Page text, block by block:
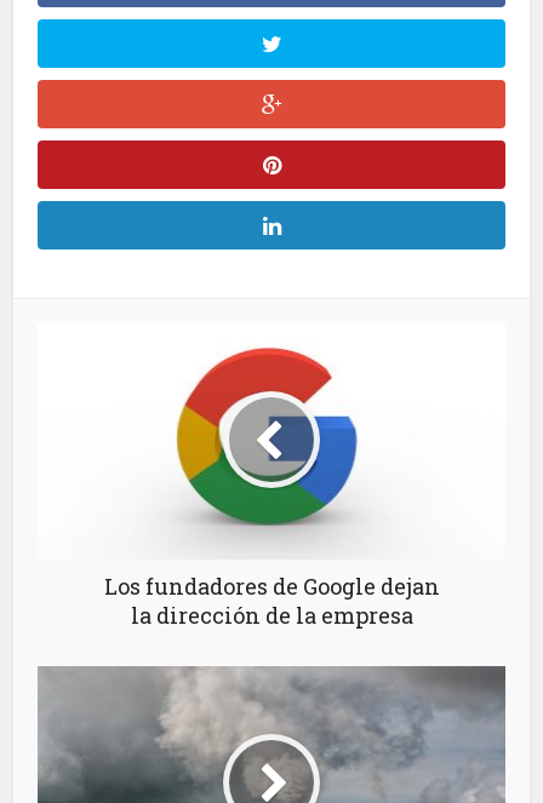
Los fundadores de Google dejan
la dirección de la empresa